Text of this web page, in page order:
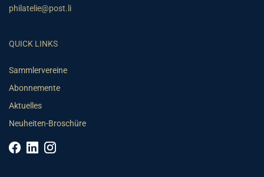
philatelie@post.li
QUICK LINKS
Sammlervereine
Abonnemente
Aktuelles
Neuheiten-Broschüre